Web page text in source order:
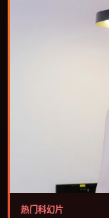
热门科幻片